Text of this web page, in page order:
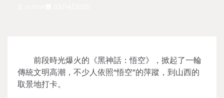
前段時光爆火的《黑神話：悟空》，掀起了一輪
傳統文明高潮，不少人依照“悟空”的萍蹤，到山西的
取景地打卡。